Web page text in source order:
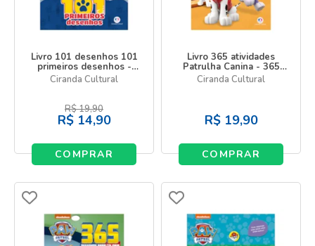
Livro 101 desenhos 101
primeiros desenhos -
Patrulha Canina
Ciranda Cultural
R$19,90
R$ 14,90
COMPRAR
Livro 365 atividades
Patrulha Canina - 365
Atividades e Desenhos
Ciranda Cultural
R$ 19,90
COMPRAR